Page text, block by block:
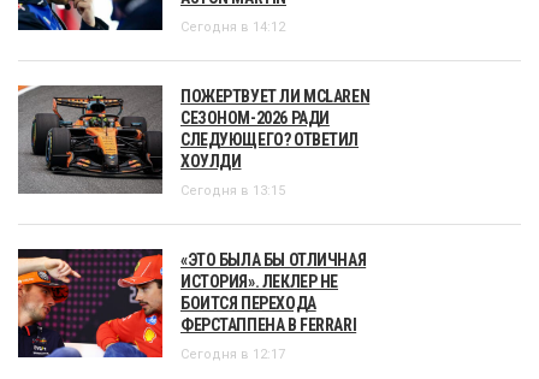
Сегодня в 14:12
ПОЖЕРТВУЕТ ЛИ MCLAREN
СЕЗОНОМ-2026 РАДИ
СЛЕДУЮЩЕГО? ОТВЕТИЛ
ХОУЛДИ
Сегодня в 13:15
«ЭТО БЫЛА БЫ ОТЛИЧНАЯ
ИСТОРИЯ». ЛЕКЛЕР НЕ
БОИТСЯ ПЕРЕХОДА
ФЕРСТАППЕНА В FERRARI
Сегодня в 12:17